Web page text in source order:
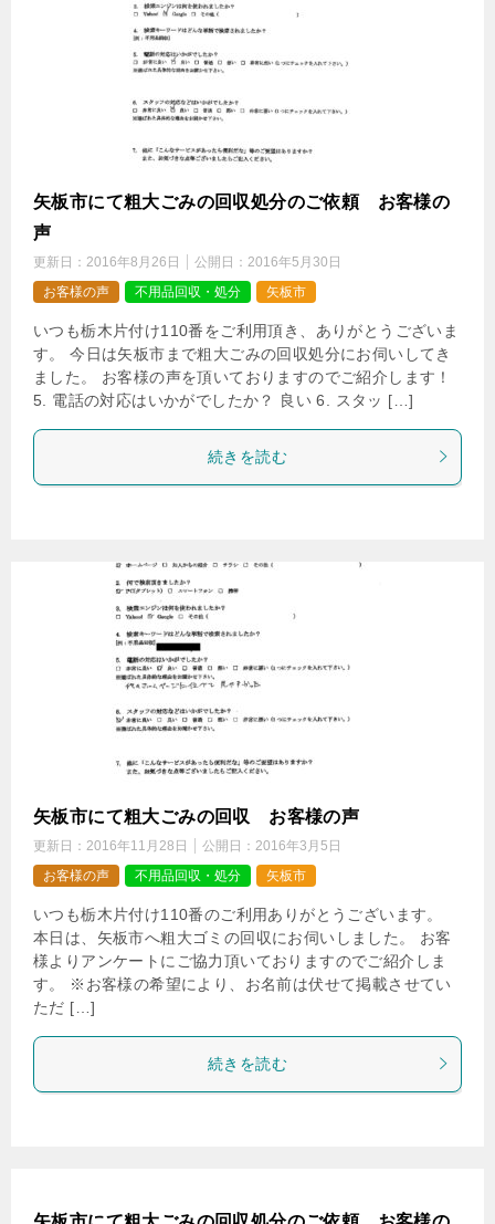
矢板市にて粗大ごみの回収処分のご依頼 お客様の
声
更新日： 2016年8月26日 公開日： 2016年5月30日
お客様の声
不用品回収・処分 矢板市
いつも栃木片付け110番をご利用頂き、ありがとうございま
す。 今日は矢板市まで粗大ごみの回収処分にお伺いしてき
ました。 お客様の声を頂いておりますのでご紹介します！
5. 電話の対応はいかがでしたか？ 良い 6. スタッ […]
続きを読む
矢板市にて粗大ごみの回収 お客様の声
更新日： 2016年11月28日 公開日： 2016年3月5日
お客様の声
不用品回収・処分 矢板市
いつも栃木片付け110番のご利用ありがとうございます。
本日は、矢板市へ粗大ゴミの回収にお伺いしました。 お客
様よりアンケートにご協力頂いておりますのでご紹介しま
す。 ※お客様の希望により、お名前は伏せて掲載させてい
ただ […]
続きを読む